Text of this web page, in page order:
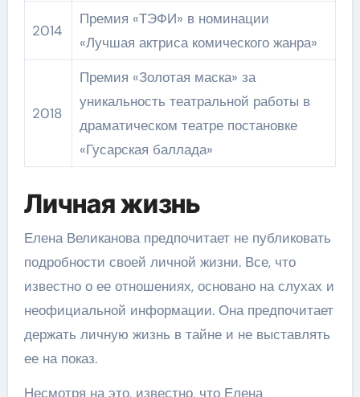
2014
Премия «ТЭФИ» в номинации
«Лучшая актриса комического жанра»
2018
Премия «Золотая маска» за
уникальность театральной работы в
драматическом театре постановке
«Гусарская баллада»
Личная жизнь
Елена Великанова предпочитает не публиковать
подробности своей личной жизни. Все, что
известно о ее отношениях, основано на слухах и
неофициальной информации. Она предпочитает
держать личную жизнь в тайне и не выставлять
ее на показ.
Несмотря на это, известно, что Елена